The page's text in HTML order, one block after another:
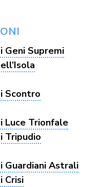
Supremi
Scontro
Trionfale
Tripudio
Astrali
Crisi